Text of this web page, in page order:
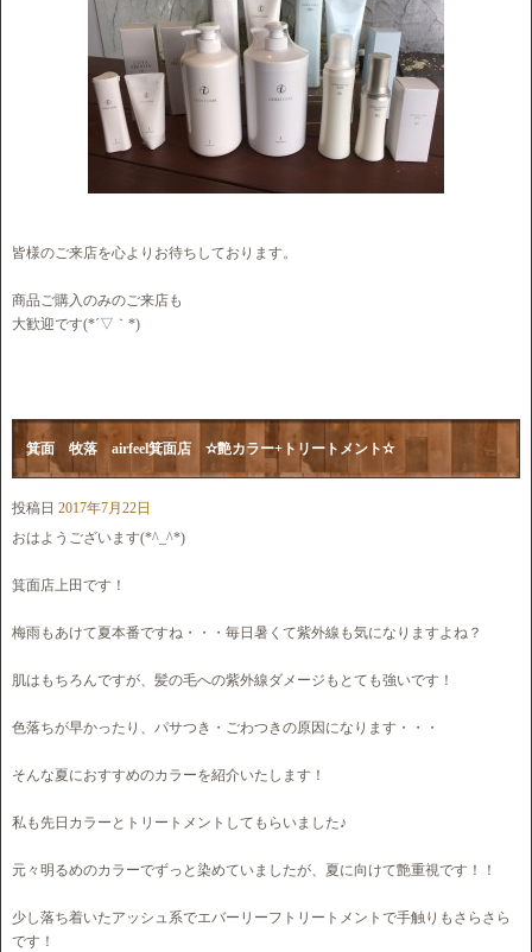
皆様のご来店を心よりお待ちしております。
商品ご購入のみのご来店も
大歓迎です(*´▽｀*)
箕面 牧落 airfeel箕面店 ✫艶カラー+トリートメント✫
投稿日 2017年7月22日
おはようございます(*^_^*)
箕面店上田です！
梅雨もあけて夏本番ですね・・・毎日暑くて紫外線も気になりますよね？
肌はもちろんですが、髪の毛への紫外線ダメージもとても強いです！
色落ちが早かったり、パサつき・ごわつきの原因になります・・・
そんな夏におすすめのカラーを紹介いたします！
私も先日カラーとトリートメントしてもらいました♪
元々明るめのカラーでずっと染めていましたが、夏に向けて艶重視です！！
少し落ち着いたアッシュ系でエバーリーフトリートメントで手触りもさらさら
です！